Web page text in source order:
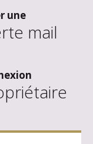
une
mail